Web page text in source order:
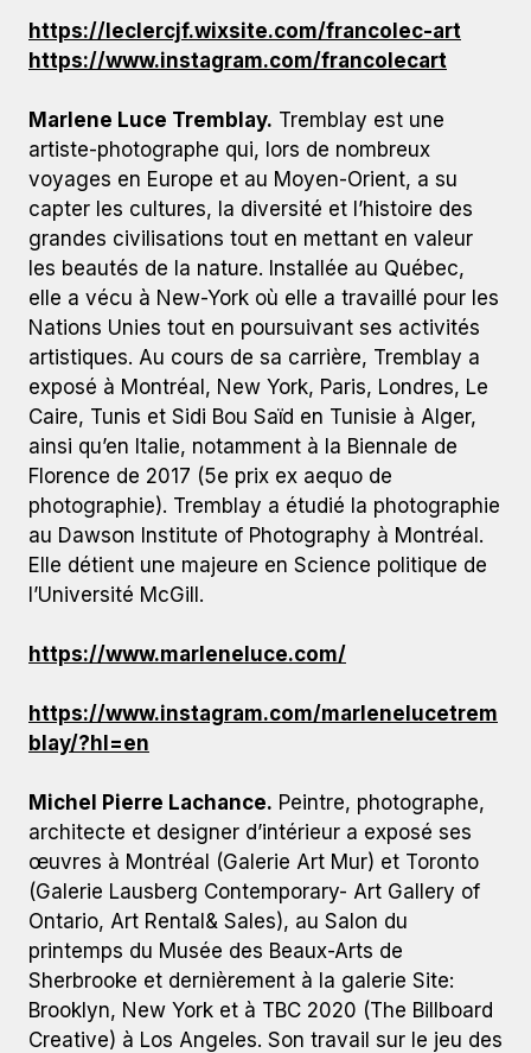
https://leclercjf.wixsite.com/francolec-art
https://www.instagram.com/francolecart
Marlene Luce Tremblay. Tremblay est une
artiste-photographe qui, lors de nombreux
voyages en Europe et au Moyen-Orient, a su
capter les cultures, la diversité et l’histoire des
grandes civilisations tout en mettant en valeur
les beautés de la nature. Installée au Québec,
elle a vécu à New-York où elle a travaillé pour les
Nations Unies tout en poursuivant ses activités
artistiques. Au cours de sa carrière, Tremblay a
exposé à Montréal, New York, Paris, Londres, Le
Caire, Tunis et Sidi Bou Saïd en Tunisie à Alger,
ainsi qu’en Italie, notamment à la Biennale de
Florence de 2017 (5e prix ex aequo de
photographie). Tremblay a étudié la photographie
au Dawson Institute of Photography à Montréal.
Elle détient une majeure en Science politique de
l’Université McGill.
https://www.marleneluce.com/
https://www.instagram.com/marlenelucetrem
blay/?hl=en
Michel Pierre Lachance. Peintre, photographe,
architecte et designer d’intérieur a exposé ses
œuvres à Montréal (Galerie Art Mur) et Toronto
(Galerie Lausberg Contemporary- Art Gallery of
Ontario, Art Rental& Sales), au Salon du
printemps du Musée des Beaux-Arts de
Sherbrooke et dernièrement à la galerie Site:
Brooklyn, New York et à TBC 2020 (The Billboard
Creative) à Los Angeles. Son travail sur le jeu des